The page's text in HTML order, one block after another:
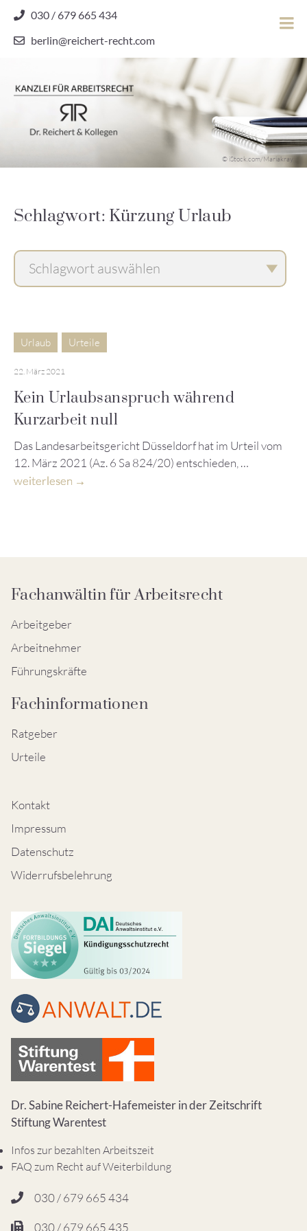
content
030 / 679 665 434
berlin@reichert-recht.com
Dr.
Reichert
Arbeitsrecht
© iStock.com/Mariakray
Schlagwort: Kürzung Urlaub
Urlaub Urteile
22. März 2021
Kein Urlaubsanspruch während
Kurzarbeit null
Das Landesarbeitsgericht Düsseldorf hat im Urteil vom
12. März 2021 (Az. 6 Sa 824/20) entschieden, …
weiterlesen
Fachanwältin für Arbeitsrecht
Arbeitgeber
Arbeitnehmer
Führungskräfte
Fachinformationen
Ratgeber
Urteile
Kontakt
Impressum
Datenschutz
Widerrufsbelehrung
Dr. Sabine Reichert-Hafemeister in der Zeitschrift
Stiftung Warentest
Infos zur bezahlten Arbeitszeit
FAQ zum Recht auf Weiterbildung
030 / 679 665 434
030 / 679 665 435